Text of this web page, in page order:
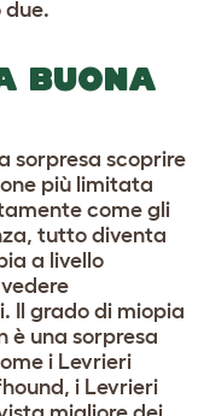
due.
BUONA
sorpresa scoprire
più limitata
come gli
tutto diventa
a livello
Il grado di miopia
è una sorpresa
i Levrieri
i Levrieri